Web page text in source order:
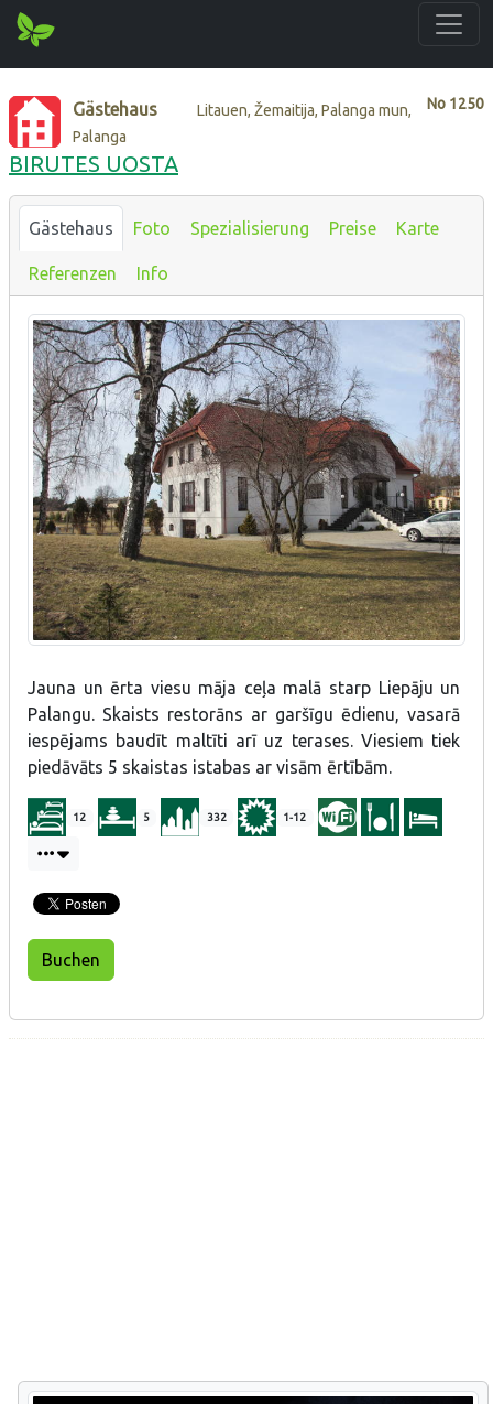
No 1250
Gästehaus
Litauen, Žemaitija, Palanga mun,
Palanga
BIRUTES UOSTA
Gästehaus Foto Spezialisierung Preise Karte
Referenzen Info
Jauna un ērta viesu māja ceļa malā starp Liepāju un
Palangu. Skaists restorāns ar garšīgu ēdienu, vasarā
iespējams baudīt maltīti arī uz terases. Viesiem tiek
piedāvāts 5 skaistas istabas ar visām ērtībām.
12 5 332 1-12
Buchen